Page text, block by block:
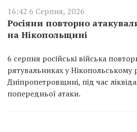
16:42 6 Серпня, 2026
Росіяни повторно
на Нікопольщині
6 серпня російські війська
рятувальниках у Нікопольському
Дніпропетровщині, під час
попередньої атаки.